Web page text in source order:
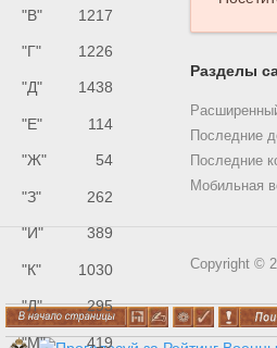
"В" 1217
"Г" 1226
"Д" 1438
"Е" 114
"Ж" 54
"З" 262
"И" 389
"К" 1030
"Л" 295
"М" 419
Разделы
Последние
Последние
Мобильная
Copyright ©